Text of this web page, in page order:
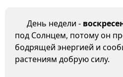
День недели -
под Солнцем, потому он
бодрящей энергией и
растениям добрую силу.